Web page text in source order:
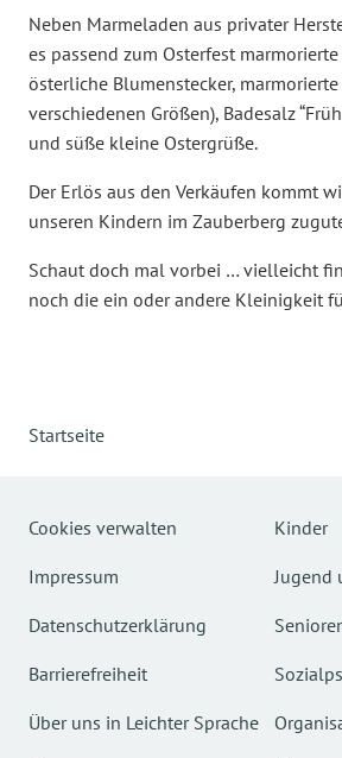
Neben Marmeladen aus privater
es passend zum Osterfest marmorierte
österliche Blumenstecker, marmorierte
verschiedenen Größen), Badesalz
und süße kleine Ostergrüße.
Der Erlös aus den Verkäufen kommt
unseren Kindern im Zauberberg
Schaut doch mal vorbei … vielleicht
noch die ein oder andere Kleinigkeit
Startseite
Cookies verwalten
Impressum
Datenschutzerklärung
Barrierefreiheit
Über uns in Leichter Sprache
Kinder
Jugend